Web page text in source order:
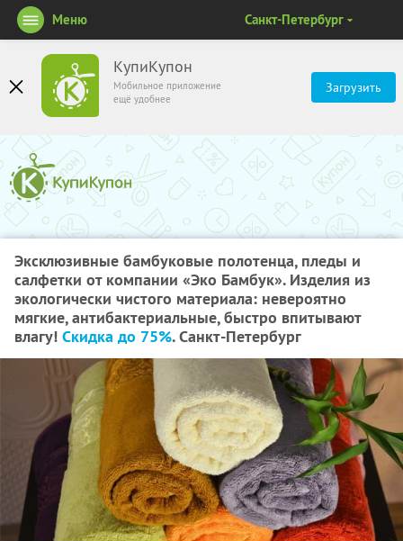
КупиКупон
Мобильное приложение
ещё удобнее
Загрузить
Меню Санкт-Петербург
Эксклюзивные бамбуковые полотенца, пледы и
салфетки от компании «Эко Бамбук». Изделия из
экологически чистого материала: невероятно
мягкие, антибактериальные, быстро впитывают
влагу! Скидка до 75%. Санкт-Петербург